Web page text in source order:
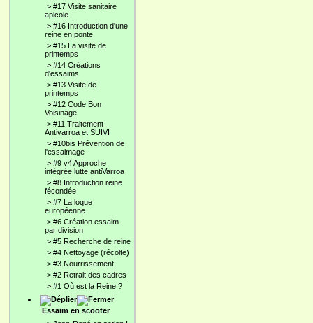
> #17 Visite sanitaire
apicole
> #16 Introduction d'une
reine en ponte
> #15 La visite de
printemps
> #14 Créations
d'essaims
> #13 Visite de
printemps
> #12 Code Bon
Voisinage
> #11 Traitement
Antivarroa et SUIVI
> #10bis Prévention de
l'essaimage
> #9 v4 Approche
intégrée lutte antiVarroa
> #8 Introduction reine
fécondée
> #7 La loque
européenne
> #6 Création essaim
par division
> #5 Recherche de reine
> #4 Nettoyage (récolte)
> #3 Nourrissement
> #2 Retrait des cadres
> #1 Où est la Reine ?
Essaim en scooter